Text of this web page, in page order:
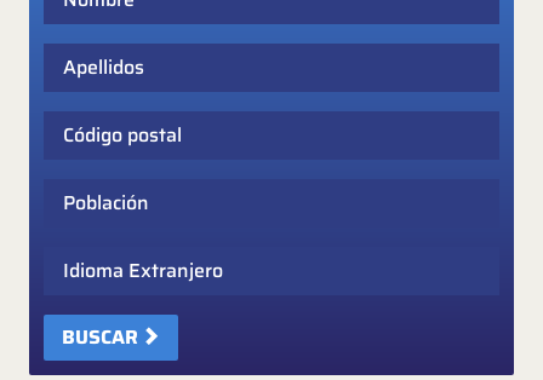
Apellidos
Código postal
Población
Idioma Extranjero
BUSCAR